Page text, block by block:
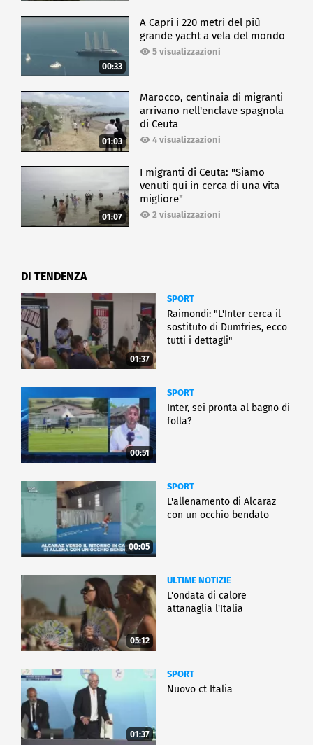
00:33
A Capri i 220 metri del più
grande yacht a vela del mondo
5 visualizzazioni
01:03
Marocco, centinaia di migranti
arrivano nell'enclave spagnola
di Ceuta
4 visualizzazioni
01:07
I migranti di Ceuta: "Siamo
venuti qui in cerca di una vita
migliore"
2 visualizzazioni
DI TENDENZA
01:37
SPORT
Raimondi: "L'Inter cerca il
sostituto di Dumfries, ecco
tutti i dettagli"
00:51
SPORT
Inter, sei pronta al bagno di
folla?
00:05
SPORT
L'allenamento di Alcaraz
con un occhio bendato
05:12
ULTIME NOTIZIE
L'ondata di calore
attanaglia l'Italia
01:37
SPORT
Nuovo ct Italia